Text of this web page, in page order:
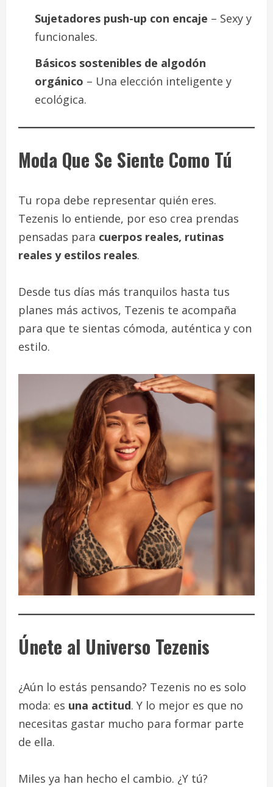
Sujetadores push-up con encaje – Sexy y
funcionales.
Básicos sostenibles de algodón
orgánico – Una elección inteligente y
ecológica.
Moda Que Se Siente Como Tú
Tu ropa debe representar quién eres.
Tezenis lo entiende, por eso crea prendas
pensadas para cuerpos reales, rutinas
reales y estilos reales.
Desde tus días más tranquilos hasta tus
planes más activos, Tezenis te acompaña
para que te sientas cómoda, auténtica y con
estilo.
Únete al Universo Tezenis
¿Aún lo estás pensando? Tezenis no es solo
moda: es una actitud. Y lo mejor es que no
necesitas gastar mucho para formar parte
de ella.
Miles ya han hecho el cambio. ¿Y tú?